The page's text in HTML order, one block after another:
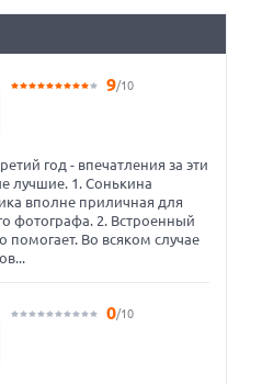
9/10
год - впечатления за эти
лучшие. 1. Сонькина
вполне приличная для
фотографа. 2. Встроенный
помогает. Во всяком случае
0/10